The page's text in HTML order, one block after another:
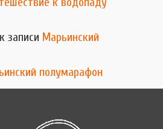
к записи Марьинский
полумарафон